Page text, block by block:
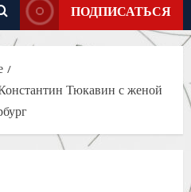
ПОДПИСАТЬСЯ
Тюкавин с женой